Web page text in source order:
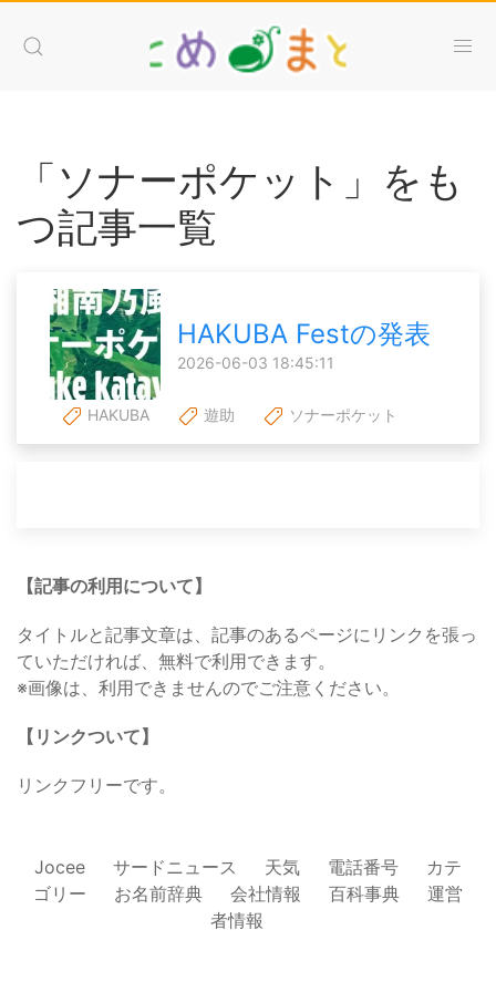
「ソナーポケット」をも
つ記事一覧
HAKUBA Festの発表
2026-06-03 18:45:11
HAKUBA 遊助 ソナーポケット
【記事の利用について】
タイトルと記事文章は、記事のあるページにリンクを張っ
ていただければ、無料で利用できます。
※画像は、利用できませんのでご注意ください。
【リンクついて】
リンクフリーです。
Jocee サードニュース 天気 電話番号
カテ
ゴリー
お名前辞典 会社情報 百科事典
運営
者情報